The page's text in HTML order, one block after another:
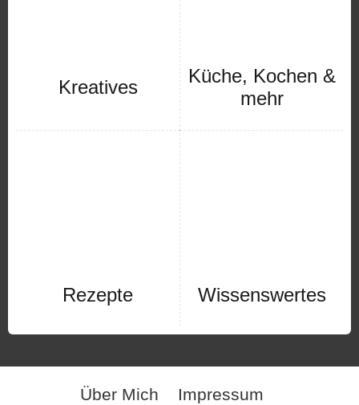
Kreatives
Küche, Kochen &
mehr
Rezepte Wissenswertes
Über Mich Impressum